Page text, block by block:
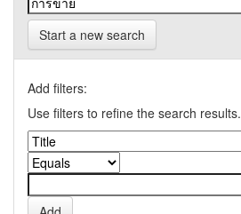
Start a new search
Add filters:
Use filters to refine the search results.